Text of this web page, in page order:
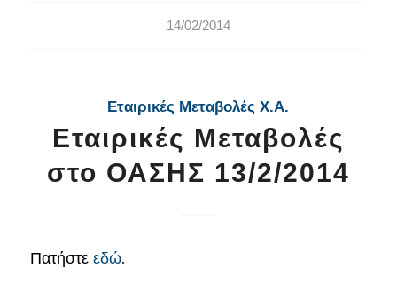
14/02/2014
Εταιρικές Μεταβολές Χ.Α.
Εταιρικές Μεταβολές
στο ΟΑΣΗΣ 13/2/2014
Πατήστε εδώ.